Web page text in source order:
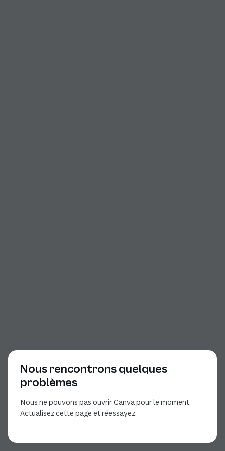
Nous rencontrons quelques
problèmes
Nous ne pouvons pas ouvrir Canva pour le moment.
Actualisez cette page et réessayez.